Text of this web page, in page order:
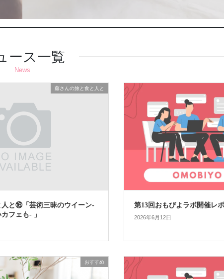
ース一覧
News
藤さんの旅と食と人と
人と⑯「芸術三昧のウイーン-
フェも- 」
第13回おもびよラボ開催レ
2026年6月12日
おすすめ